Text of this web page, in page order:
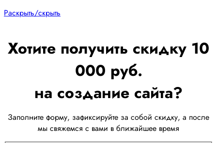
Раскрыть/скрыть
Хотите получить скидку 10
000 руб.
на создание сайта?
Заполните форму, зафиксируйте за собой скидку, а после
мы свяжемся с вами в ближайшее время